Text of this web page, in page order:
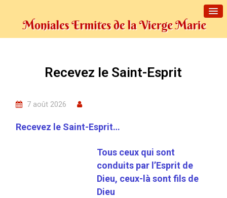
Recevez le Saint-Esprit
7 août 2026
Recevez le Saint-Esprit…
Tous ceux qui sont
conduits par l’Esprit de
Dieu, ceux-là sont fils de
Dieu